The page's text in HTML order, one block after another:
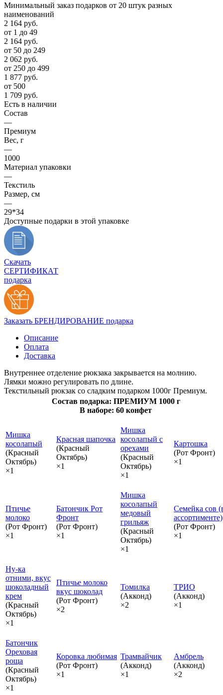
Минимальный заказ подарков от 20 штук разных
наименований
2 164 руб.
от 1 до 49
2 164 руб.
от 50 до 249
2 062 руб.
от 250 до 499
1 877 руб.
от 500
1 709 руб.
Есть в наличии
Состав
—
Премиум
Вес, г
—
1000
Материал упаковки
—
Текстиль
Размер, см
—
29*34
Доступные подарки в этой упаковке
Скачать
СЕРТИФИКАТ
подарка
Заказать БРЕНДИРОВАНИЕ подарка
Описание
Оплата
Доставка
Внутреннее отделение рюкзака закрывается на молнию.
Лямки можно регулировать по длине.
Текстильный рюкзак со сладким подарком 1000г Премиум.
Состав подарка: ПРЕМИУМ 1000 г
В наборе: 60 конфет
Мишка
косолапый
(Красный
Октябрь)
×1
Красная шапочка
(Красный
Октябрь)
×1
Мишка
косолапый с
орехами
(Красный
Октябрь)
×1
Картошка
(Рот Фронт)
×1
Птичье
молоко
(Рот Фронт)
×1
Батончик Рот
Фронт
(Рот Фронт)
×1
Мишка
косолапый
медовый
грильяж
(Красный
Октябрь)
×1
Семейка сов
ассортименте)
(Рот Фронт)
×1
Ну-ка
отними, вкус
шоколадный
крем
(Красный
Октябрь)
×1
Птичье молоко
вкус шоколад
(Рот Фронт)
×2
Томилка
(Акконд)
×2
ТРИО
(Акконд)
×1
Батончик
Ореховая
роща
(Красный
Октябрь)
×1
Коровка любимая
(Рот Фронт)
×1
Трамвайчик
(Акконд)
×1
Амбрель
(Акконд)
×2